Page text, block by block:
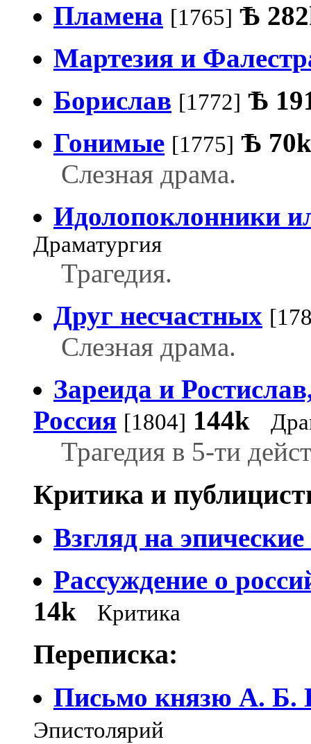
Пламена [1765] Ѣ
Мартезия и
Борислав [1772] Ѣ
Гонимые [1775] Ѣ 70k
Слезная драма.
Идолопоклонники
Драматургия
Трагедия.
Друг несчастных
Слезная драма.
Зареида и
Россия [1804] 144k
Трагедия в 5-ти
Критика и
Взгляд на
Рассуждение о
14k
Критика
Переписка:
Письмо князю А. Б.
Эпистолярий